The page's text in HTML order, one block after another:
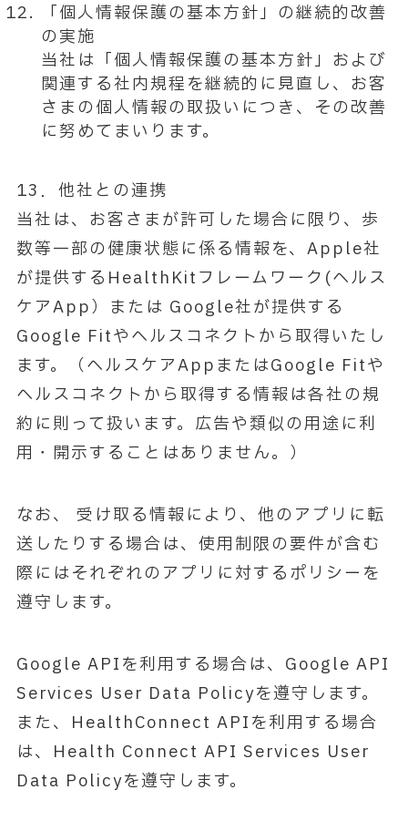
「個人情報保護の基本方針」の継続的改善
の実施
当社は「個人情報保護の基本方針」および
関連する社内規程を継続的に見直し、お客
さまの個人情報の取扱いにつき、その改善
に努めてまいります。
13．他社との連携
当社は、お客さまが許可した場合に限り、歩
数等一部の健康状態に係る情報を、Apple社
が提供するHealthKitフレームワーク(ヘルス
ケアApp）または Google社が提供する
Google Fitやヘルスコネクトから取得いたし
ます。（ヘルスケアAppまたはGoogle Fitや
ヘルスコネクトから取得する情報は各社の規
約に則って扱います。広告や類似の用途に利
用・開示することはありません。）
なお、 受け取る情報により、他のアプリに転
送したりする場合は、使用制限の要件が含む
際にはそれぞれのアプリに対するポリシーを
遵守します。
Google APIを利用する場合は、Google API
Services User Data Policyを遵守します。
また、HealthConnect APIを利用する場合
は、Health Connect API Services User
Data Policyを遵守します。